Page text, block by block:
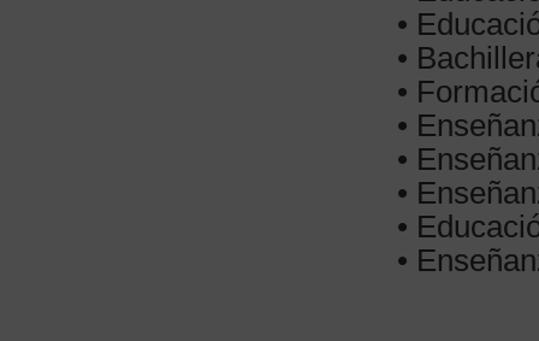
•
•
•
•
•
•
•
•